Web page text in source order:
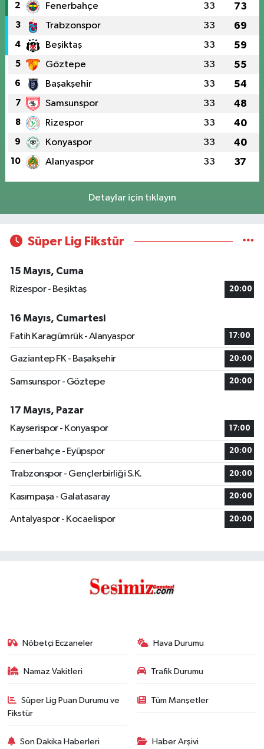
2 Fenerbahçe 33 73
3 Trabzonspor 33 69
4 Beşiktaş 33 59
5 Göztepe 33 55
6 Başakşehir 33 54
7 Samsunspor 33 48
8 Rizespor 33 40
9 Konyaspor 33 40
10 Alanyaspor 33 37
Detaylar için tıklayın
Süper Lig Fikstür
15 Mayıs, Cuma
Rizespor - Beşiktaş
20:00
16 Mayıs, Cumartesi
Fatih Karagümrük - Alanyaspor
17:00
Gaziantep FK - Başakşehir 20:00
Samsunspor - Göztepe 20:00
17 Mayıs, Pazar
Kayserispor - Konyaspor
17:00
Fenerbahçe - Eyüpspor 20:00
Trabzonspor - Gençlerbirliği S.K. 20:00
Kasımpaşa - Galatasaray 20:00
Antalyaspor - Kocaelispor 20:00
Nöbetçi Eczaneler Hava Durumu
Namaz Vakitleri Trafik Durumu
Süper Lig Puan Durumu ve
Fikstür
Tüm Manşetler
Son Dakika Haberleri Haber Arşivi